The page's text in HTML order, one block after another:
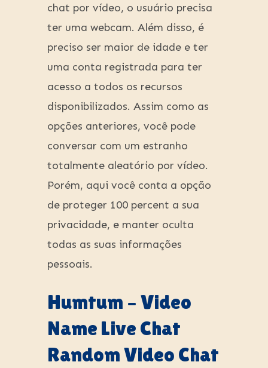
chat por vídeo, o usuário precisa
ter uma webcam. Além disso, é
preciso ser maior de idade e ter
uma conta registrada para ter
acesso a todos os recursos
disponibilizados. Assim como as
opções anteriores, você pode
conversar com um estranho
totalmente aleatório por vídeo.
Porém, aqui você conta a opção
de proteger 100 percent a sua
privacidade, e manter oculta
todas as suas informações
pessoais.
Humtum – Video
Name Live Chat
Random Video Chat